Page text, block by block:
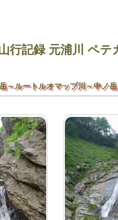
～ルートルオマップ川～中ノ岳